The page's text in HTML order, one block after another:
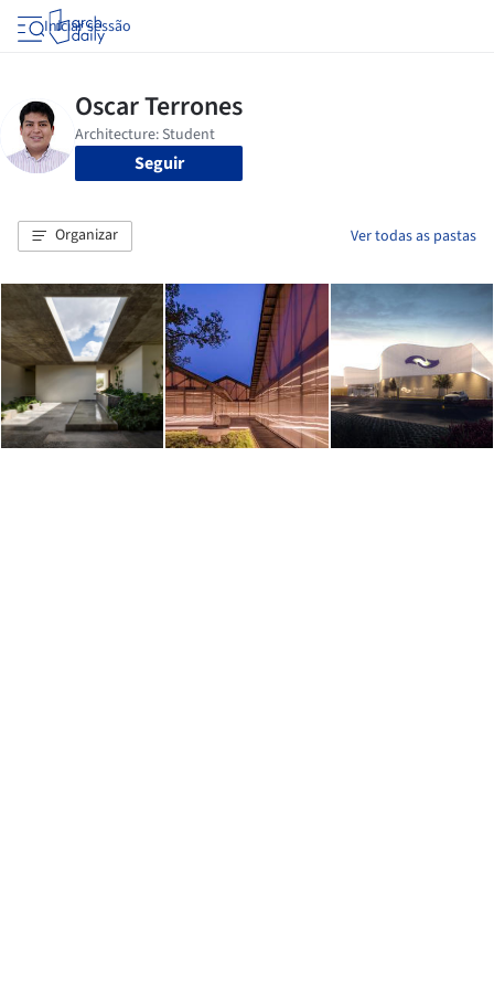
Iniciar sessão
Seguir
Organizar Ver todas as pastas